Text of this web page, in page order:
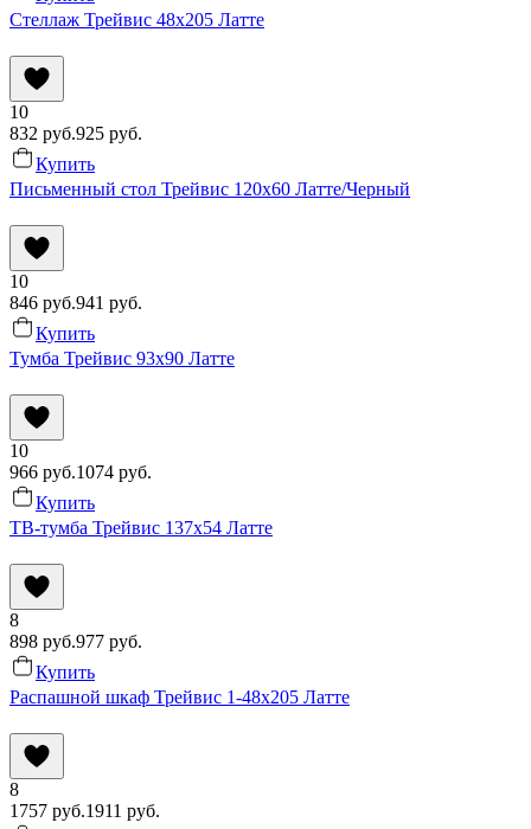
Стеллаж Трейвис 48x205 Латте
10
832 руб.925 руб.
Купить
Письменный стол Трейвис 120x60 Латте/Черный
10
846 руб.941 руб.
Купить
Тумба Трейвис 93x90 Латте
10
966 руб.1074 руб.
Купить
ТВ-тумба Трейвис 137x54 Латте
8
898 руб.977 руб.
Купить
Распашной шкаф Трейвис 1-48x205 Латте
8
1757 руб.1911 руб.